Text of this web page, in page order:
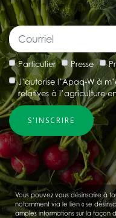
Particulier Presse
J’autorise l’Apaq-W à
relatives à l’agriculture
Vous pouvez vous désinscrire à
notamment via le lien « se
amples informations sur la façon